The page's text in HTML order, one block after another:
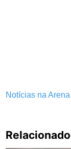
Notícias na